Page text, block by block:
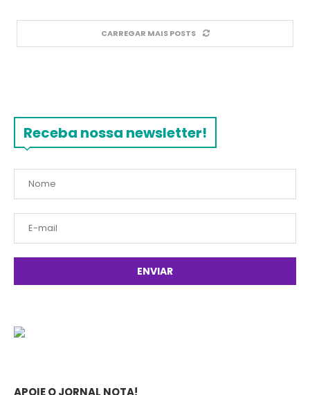
CARREGAR MAIS POSTS
Receba nossa newsletter!
APOIE O JORNAL NOTA!